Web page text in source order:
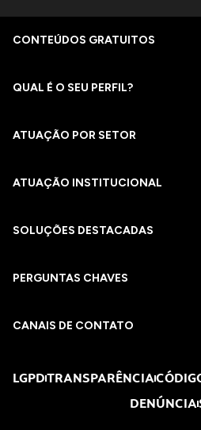
CONTEÚDOS GRATUITOS
QUAL É O SEU PERFIL?
ATUAÇÃO POR SETOR
ATUAÇÃO INSTITUCIONAL
SOLUÇÕES DESTACADAS
PERGUNTAS CHAVES​
CANAIS DE CONTATO
LGPDTRANSPARÊNCIA
DENÚNCIA